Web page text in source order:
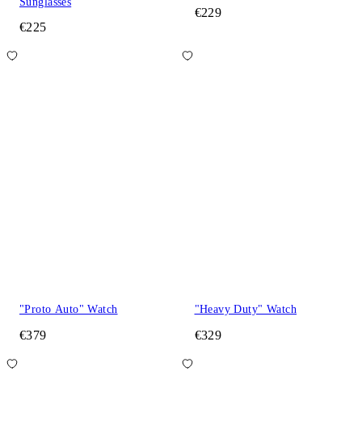
€225
€229
"Proto Auto" Watch
€379
"Heavy Duty" Watch
€329